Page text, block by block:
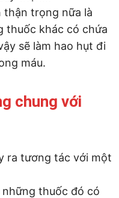
trọng nữa là
thuốc khác có chứa
sẽ làm hao hụt đi
máu.
chung với
ra tương tác với một
thuốc đó có